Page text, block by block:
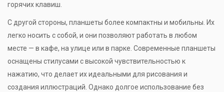
горячих клавиш.
С другой стороны, планшеты более компактны и мобильны. Их
легко носить с собой, и они позволяют работать в любом
месте — в кафе, на улице или в парке. Современные планшеты
оснащены стилусами с высокой чувствительностью к
нажатию, что делает их идеальными для рисования и
создания иллюстраций. Однако долгое использование без